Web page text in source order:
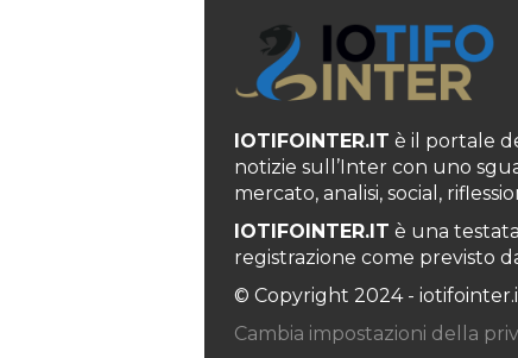
IOTIFOINTER.IT è il portale
notizie sull’Inter con uno
mercato, analisi, social,
IOTIFOINTER.IT è una
registrazione come previsto
© Copyright 2024 -
Cambia impostazioni della